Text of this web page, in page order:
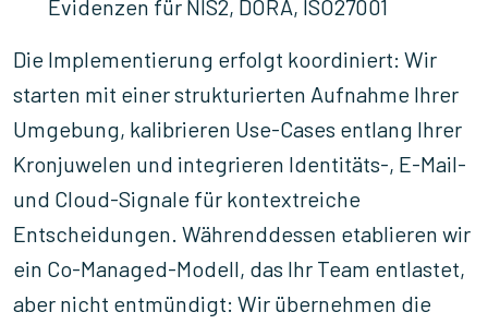
Evidenzen für NIS2, DORA, ISO27001
Die Implementierung erfolgt koordiniert: Wir
starten mit einer strukturierten Aufnahme Ihrer
Umgebung, kalibrieren Use-Cases entlang Ihrer
Kronjuwelen und integrieren Identitäts-, E-Mail-
und Cloud-Signale für kontextreiche
Entscheidungen. Währenddessen etablieren wir
ein Co-Managed-Modell, das Ihr Team entlastet,
aber nicht entmündigt: Wir übernehmen die